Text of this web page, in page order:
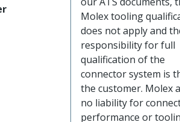
Molex tooling
does not apply and
responsibility for full
qualification of the
connector system is
the customer. Molex
no liability for
performance or